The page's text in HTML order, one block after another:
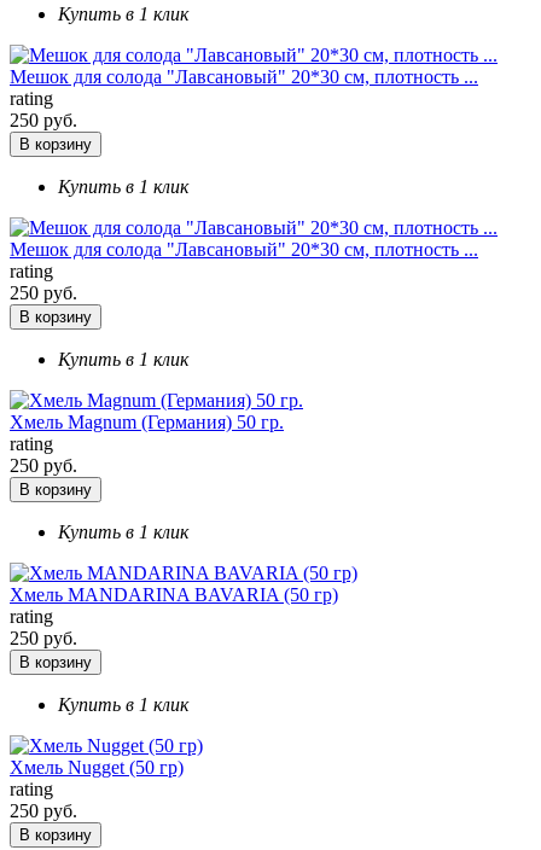
Купить в 1 клик
Мешок для солода "Лавсановый" 20*30 см, плотность ...
rating
250 руб.
В корзину
Купить в 1 клик
Мешок для солода "Лавсановый" 20*30 см, плотность ...
rating
250 руб.
В корзину
Купить в 1 клик
Хмель Magnum (Германия) 50 гр.
rating
250 руб.
В корзину
Купить в 1 клик
Хмель MANDARINA BAVARIA (50 гр)
rating
250 руб.
В корзину
Купить в 1 клик
Хмель Nugget (50 гр)
rating
250 руб.
В корзину